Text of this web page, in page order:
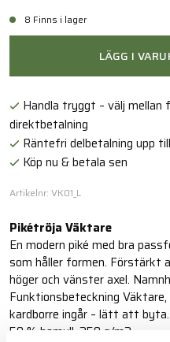
8 Finns i lager
LÄGG I
Handla tryggt – välj
direktbetalning
Räntefri delbetalning upp
Köp nu & betala sen
Artikelnr: VK01_L
Pikétröja Väktare
En modern piké med bra
som håller formen. Förstärkt
höger och vänster axel.
Funktionsbeteckning
kardborre ingår – lätt att
50 % bomull, 250 g/m2.